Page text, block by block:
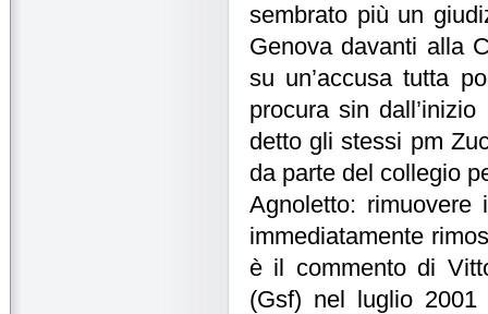
sembrato più un
Genova davanti alla
su un’accusa tutta
procura sin
detto gli stessi pm
da parte del collegio
Agnoletto:
immediatamente
è il commento di
(Gsf) nel luglio